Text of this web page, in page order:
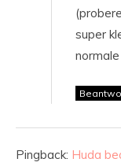
super
Pingback: Huda